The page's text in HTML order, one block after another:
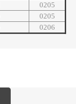
0205
0205
0206